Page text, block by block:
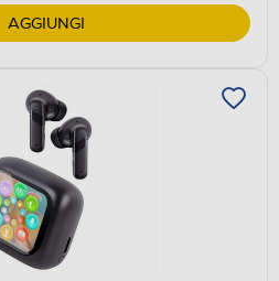
AGGIUNGI